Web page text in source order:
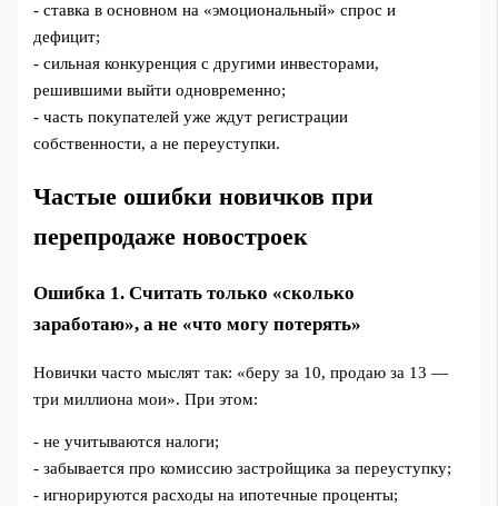
- ставка в основном на «эмоциональный» спрос и
дефицит;
- сильная конкуренция с другими инвесторами,
решившими выйти одновременно;
- часть покупателей уже ждут регистрации
собственности, а не переуступки.
Частые ошибки новичков при
перепродаже новостроек
Ошибка 1. Считать только «сколько
заработаю», а не «что могу потерять»
Новички часто мыслят так: «беру за 10, продаю за 13 —
три миллиона мои». При этом:
- не учитываются налоги;
- забывается про комиссию застройщика за переуступку;
- игнорируются расходы на ипотечные проценты;